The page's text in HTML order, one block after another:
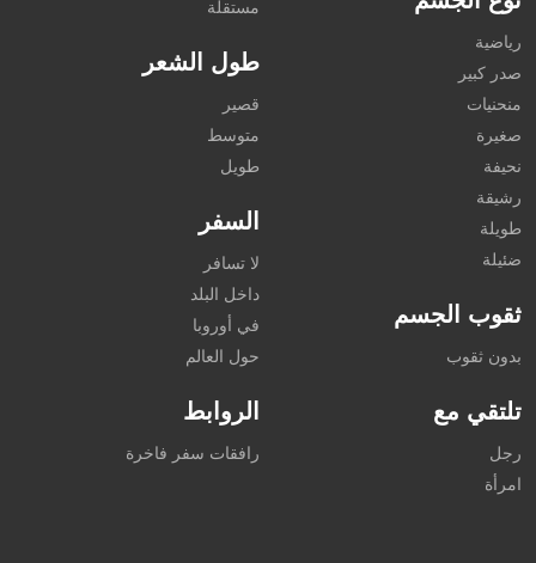
رياضية
صدر كبير
منحنيات
صغيرة
نحيفة
رشيقة
طويلة
ضئيلة
ثقوب الجسم
بدون ثقوب
تلتقي مع
رجل
امرأة
مستقلة
طول الشعر
قصير
متوسط
طويل
السفر
لا تسافر
داخل البلد
في أوروبا
حول العالم
الروابط
رافقات سفر فاخرة